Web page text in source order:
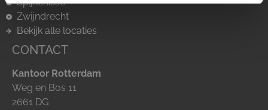
Spijkenisse
Zwijndrecht
Bekijk alle locaties
CONTACT
Kantoor Rotterdam
Weg en Bos 11
2661 DG